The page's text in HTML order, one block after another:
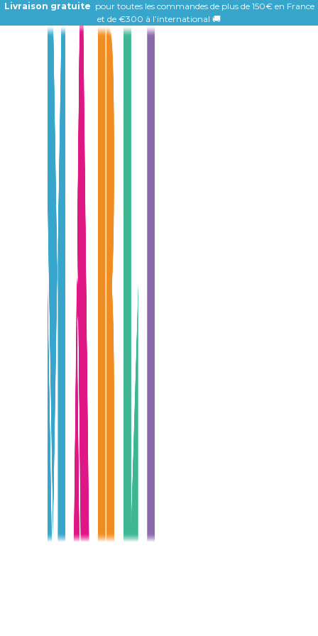
Livraison gratuite pour toutes les commandes de plus de 150€ en France
et de €300 à l’international 🚚